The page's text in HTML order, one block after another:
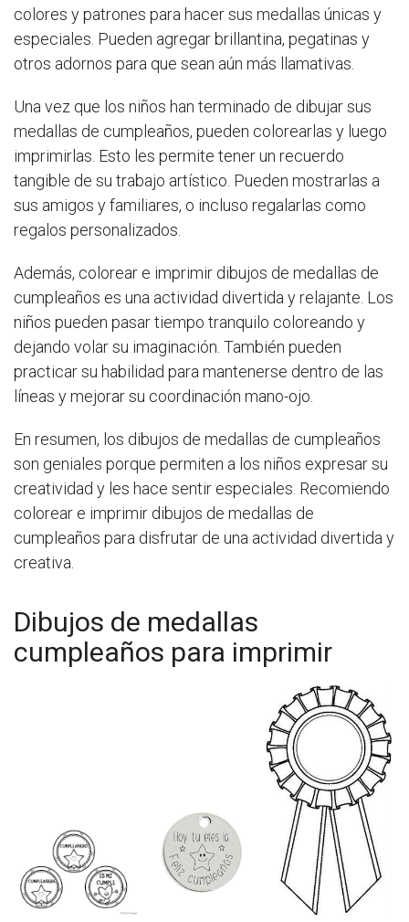
colores y patrones para hacer sus medallas únicas y
especiales. Pueden agregar brillantina, pegatinas y
otros adornos para que sean aún más llamativas.
Una vez que los niños han terminado de dibujar sus
medallas de cumpleaños, pueden colorearlas y luego
imprimirlas. Esto les permite tener un recuerdo
tangible de su trabajo artístico. Pueden mostrarlas a
sus amigos y familiares, o incluso regalarlas como
regalos personalizados.
Además, colorear e imprimir dibujos de medallas de
cumpleaños es una actividad divertida y relajante. Los
niños pueden pasar tiempo tranquilo coloreando y
dejando volar su imaginación. También pueden
practicar su habilidad para mantenerse dentro de las
líneas y mejorar su coordinación mano-ojo.
En resumen, los dibujos de medallas de cumpleaños
son geniales porque permiten a los niños expresar su
creatividad y les hace sentir especiales. Recomiendo
colorear e imprimir dibujos de medallas de
cumpleaños para disfrutar de una actividad divertida y
creativa.
Dibujos de medallas
cumpleaños para imprimir